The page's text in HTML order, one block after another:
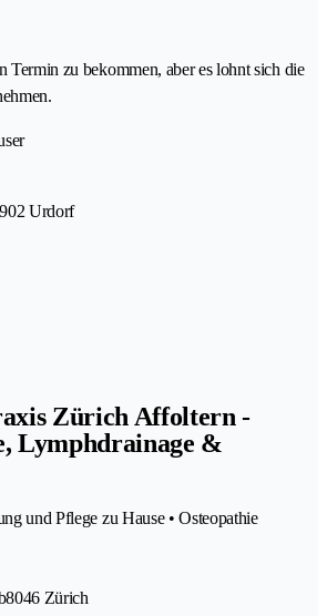
Termin zu bekommen, aber es lohnt sich die
Urdorf
Zürich Affoltern -
Lymphdrainage &
und Pflege zu Hause • Osteopathie
8046 Zürich